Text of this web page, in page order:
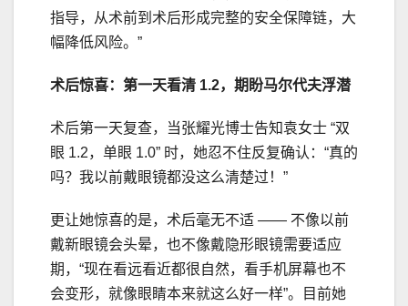
指导，从术前到术后形成完整的安全保障链，大
幅降低风险。”
术后惊喜：第一天看清 1.2， 期盼马尔代夫浮潜
术后第一天复查，当张耀光博士告知袁女士 “双
眼 1.2，单眼 1.0” 时，她忍不住反复确认：“真的
吗？我以前戴眼镜都没这么清楚过！”
更让她惊喜的是，术后毫无不适 —— 不像以前
戴新眼镜会头晕，也不像戴隐形眼镜需要适应
期，“现在看远看近都很自然，看手机屏幕也不
会变形，就像眼睛本来就这么好一样”。目前她